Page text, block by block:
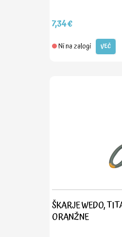
7,34€
Ni na zalogi VEČ
ŠKARJE WEDO,
ORANŽNE